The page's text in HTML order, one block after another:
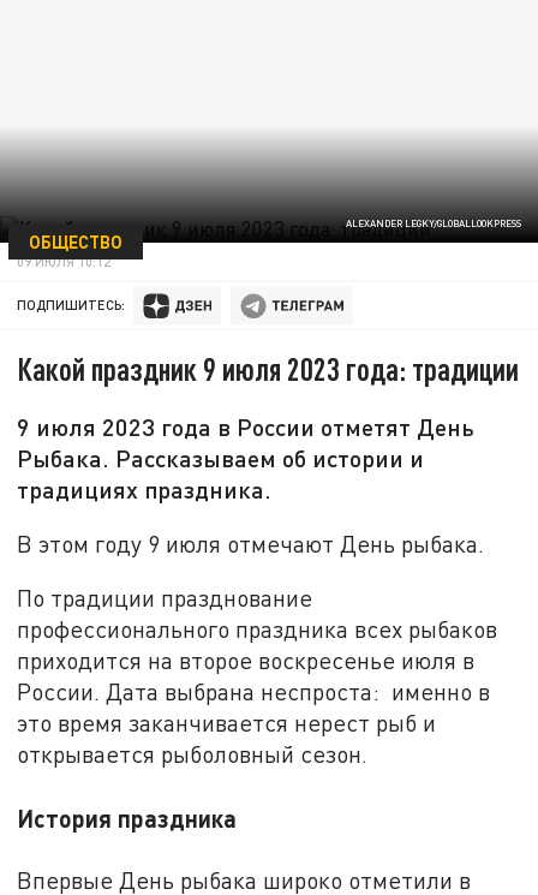
ALEXANDER LEGKY/GLOBALLOOKPRESS
ОБЩЕСТВО
09 ИЮЛЯ 10:12
ПОДПИШИТЕСЬ:
Какой праздник 9 июля 2023 года: традиции
9 июля 2023 года в России отметят День
Рыбака. Рассказываем об истории и
традициях праздника.
В этом году 9 июля отмечают День рыбака.
По традиции празднование
профессионального праздника всех рыбаков
приходится на второе воскресенье июля в
России. Дата выбрана неспроста: именно в
это время заканчивается нерест рыб и
открывается рыболовный сезон.
История праздника
Впервые День рыбака широко отметили в